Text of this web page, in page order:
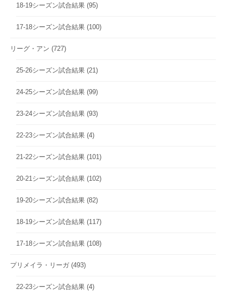
18-19シーズン試合結果 (95)
17-18シーズン試合結果 (100)
リーグ・アン (727)
25-26シーズン試合結果 (21)
24-25シーズン試合結果 (99)
23-24シーズン試合結果 (93)
22-23シーズン試合結果 (4)
21-22シーズン試合結果 (101)
20-21シーズン試合結果 (102)
19-20シーズン試合結果 (82)
18-19シーズン試合結果 (117)
17-18シーズン試合結果 (108)
プリメイラ・リーガ (493)
22-23シーズン試合結果 (4)